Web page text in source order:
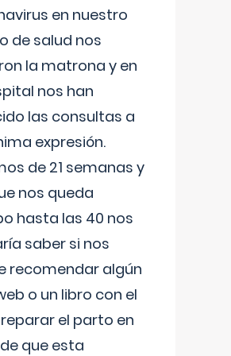
en nuestro
de salud nos
la matrona y en
nos han
las consultas a
expresión.
de 21 semanas y
nos queda
hasta las 40 nos
saber si nos
recomendar algún
o un libro con el
el parto en
que esta